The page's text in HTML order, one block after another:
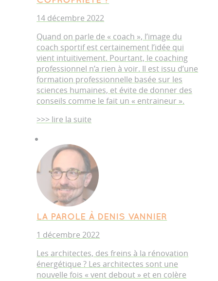
14 décembre 2022
Quand on parle de « coach », l’image du
coach sportif est certainement l’idée qui
vient intuitivement. Pourtant, le coaching
professionnel n’a rien à voir. Il est issu d’une
formation professionnelle basée sur les
sciences humaines, et évite de donner des
conseils comme le fait un « entraineur ».
>>> lire la suite
LA PAROLE À DENIS VANNIER
1 décembre 2022
Les architectes, des freins à la rénovation
énergétique ? Les architectes sont une
nouvelle fois « vent debout » et en colère